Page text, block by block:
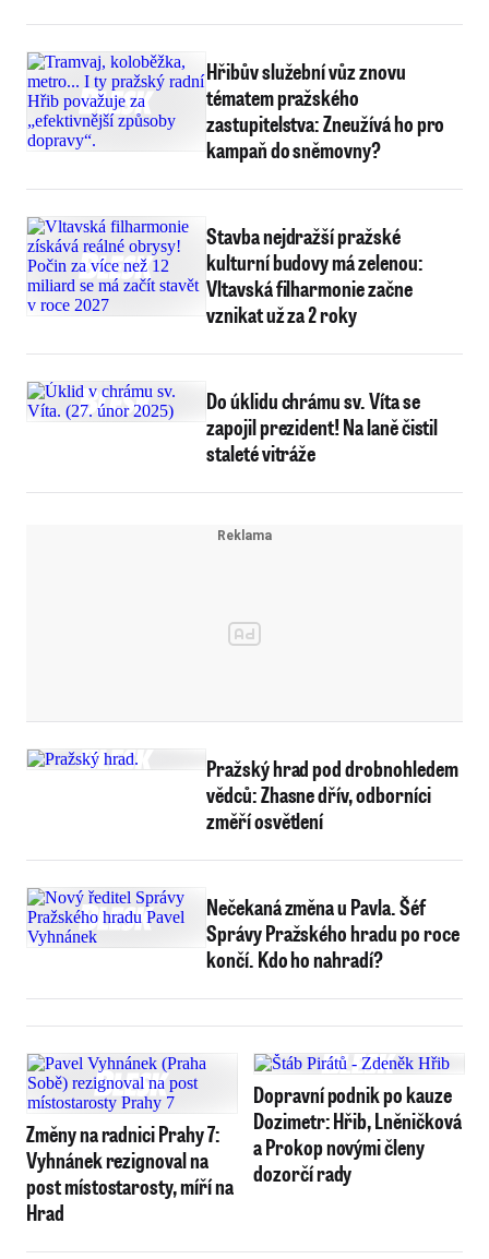
Hřibův služební vůz znovu
tématem pražského
zastupitelstva: Zneužívá ho pro
kampaň do sněmovny?
Stavba nejdražší pražské
kulturní budovy má zelenou:
Vltavská filharmonie začne
vznikat už za 2 roky
Do úklidu chrámu sv. Víta se
zapojil prezident! Na laně čistil
staleté vitráže
Pražský hrad pod drobnohledem
vědců: Zhasne dřív, odborníci
změří osvětlení
Nečekaná změna u Pavla. Šéf
Správy Pražského hradu po roce
končí. Kdo ho nahradí?
Změny na radnici Prahy 7:
Vyhnánek rezignoval na
post místostarosty, míří na
Hrad
Dopravní podnik po kauze
Dozimetr: Hřib, Lněničková
a Prokop novými členy
dozorčí rady